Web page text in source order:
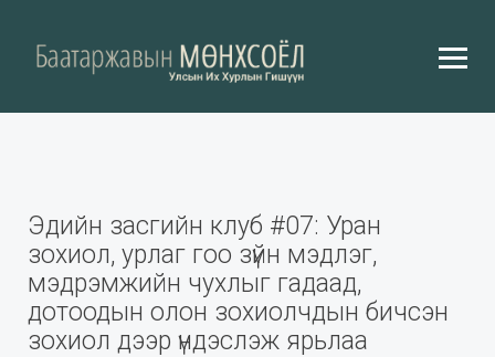
Эдийн засгийн клуб #07: Уран
зохиол, урлаг гоо зүйн мэдлэг,
мэдрэмжийн чухлыг гадаад,
дотоодын олон зохиолчдын бичсэн
зохиол дээр үндэслэж ярьлаа